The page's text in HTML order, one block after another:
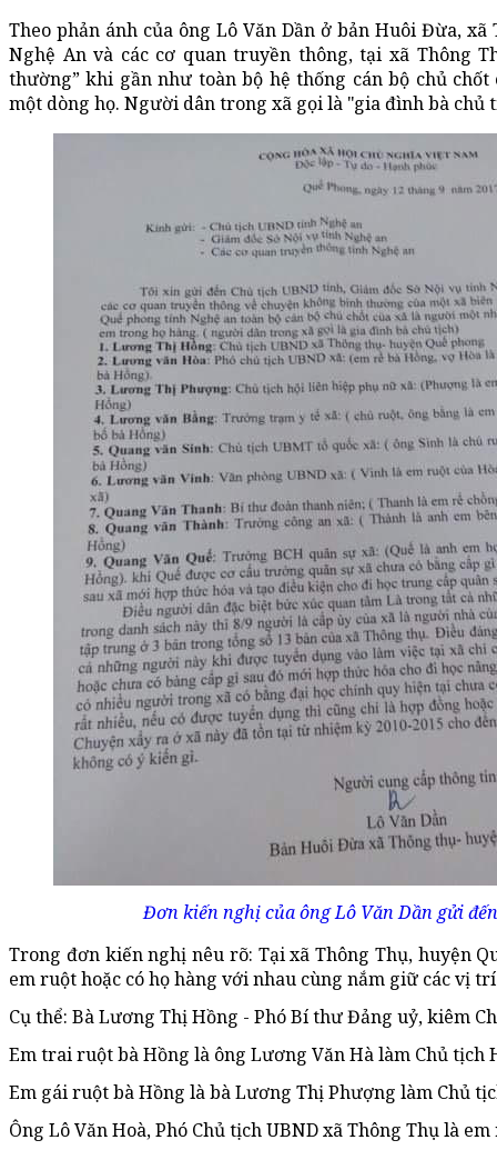
Theo phản ánh của ông Lô Văn Dần ở bản Huôi Đừa,
Nghệ An và các cơ quan truyền thông, tại xã Thông
thường” khi gần như toàn bộ hệ thống cán bộ chủ
một dòng họ. Người dân trong xã gọi là "gia đình bà chủ
Đơn kiến nghị của ông Lô Văn Dần gửi
Trong đơn kiến nghị nêu rõ: Tại xã Thông Thụ, huyện
em ruột hoặc có họ hàng với nhau cùng nắm giữ các vị
Cụ thể: Bà Lương Thị Hồng - Phó Bí thư Đảng uỷ, kiêm
Em trai ruột bà Hồng là ông Lương Văn Hà làm Chủ tịch
Em gái ruột bà Hồng là bà Lương Thị Phượng làm Chủ
Ông Lô Văn Hoà, Phó Chủ tịch UBND xã Thông Thụ là